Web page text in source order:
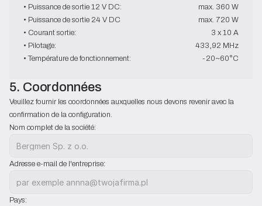
• Puissance de sortie 12 V DC:
max. 360 W
• Puissance de sortie 24 V DC
max. 720 W
• Courant sortie:
3 x 10 A
• Pilotage:
433,92 MHz
• Température de fonctionnement:
-20~60°C
5. Coordonnées
Veuillez fournir les coordonnées auxquelles nous devons revenir avec la
confirmation de la configuration.
Nom complet de la société:
Adresse e-mail de l'entreprise:
Pays: